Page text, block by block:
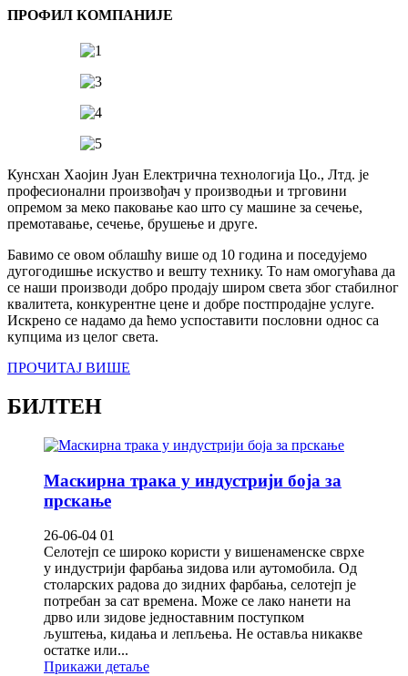
ПРОФИЛ КОМПАНИЈЕ
Кунсхан Хаојин Јуан Електрична технологија Цо., Лтд. је
професионални произвођач у производњи и трговини
опремом за меко паковање као што су машине за сечење,
премотавање, сечење, брушење и друге.
Бавимо се овом облашћу више од 10 година и поседујемо
дугогодишње искуство и вешту технику. То нам омогућава да
се наши производи добро продају широм света због стабилног
квалитета, конкурентне цене и добре постпродајне услуге.
Искрено се надамо да ћемо успоставити пословни однос са
купцима из целог света.
ПРОЧИТАЈ ВИШЕ
БИЛТЕН
Маскирна трака у индустрији боја за
прскање
26-06-04 01
Селотејп се широко користи у вишенаменске сврхе
у индустрији фарбања зидова или аутомобила. Од
столарских радова до зидних фарбања, селотејп је
потребан за сат времена. Може се лако нанети на
дрво или зидове једноставним поступком
љуштења, кидања и лепљења. Не оставља никакве
остатке или...
Прикажи детаље